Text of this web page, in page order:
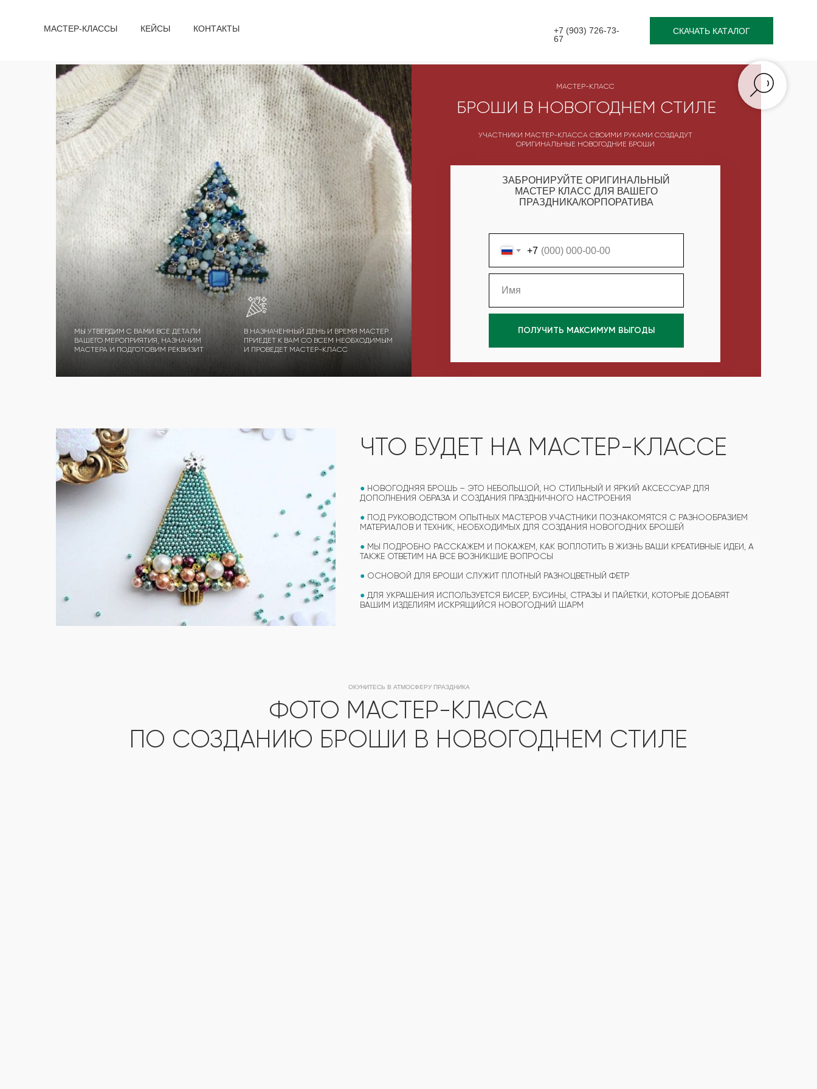
МАСТЕР-КЛАССЫ КЕЙСЫ КОНТАКТЫ
+7 (903) 726-73-
67
СКАЧАТЬ КАТАЛОГ
ЗАБРОНИРУЙТЕ ОРИГИНАЛЬНЫЙ
МАСТЕР КЛАСС ДЛЯ ВАШЕГО
ПРАЗДНИКА/КОРПОРАТИВА
+7
ПОЛУЧИТЬ МАКСИМУМ ВЫГОДЫ
БРОШИ В НОВОГОДНЕМ СТИЛЕ
МАСТЕР-КЛАСС
УЧАСТНИКИ МАСТЕР-КЛАССА СВОИМИ РУКАМИ СОЗДАДУТ
ОРИГИНАЛЬНЫЕ НОВОГОДНИЕ БРОШИ
МЫ УТВЕРДИМ С ВАМИ ВСЕ ДЕТАЛИ
ВАШЕГО МЕРОПРИЯТИЯ, НАЗНАЧИМ
МАСТЕРА И ПОДГОТОВИМ РЕКВИЗИТ
В НАЗНАЧЕННЫЙ ДЕНЬ И ВРЕМЯ МАСТЕР
ПРИЕДЕТ К ВАМ СО ВСЕМ НЕОБХОДИМЫМ
И ПРОВЕДЕТ МАСТЕР-КЛАСС
ЧТО БУДЕТ НА МАСТЕР-КЛАССЕ
● НОВОГОДНЯЯ БРОШЬ – ЭТО НЕБОЛЬШОЙ, НО СТИЛЬНЫЙ И ЯРКИЙ АКСЕССУАР ДЛЯ
ДОПОЛНЕНИЯ ОБРАЗА И СОЗДАНИЯ ПРАЗДНИЧНОГО НАСТРОЕНИЯ
●
ПОД РУКОВОДСТВОМ ОПЫТНЫХ МАСТЕРОВ УЧАСТНИКИ ПОЗНАКОМЯТСЯ С РАЗНООБРАЗИЕМ
МАТЕРИАЛОВ И ТЕХНИК, НЕОБХОДИМЫХ ДЛЯ СОЗДАНИЯ НОВОГОДНИХ БРОШЕЙ
● МЫ ПОДРОБНО РАССКАЖЕМ И ПОКАЖЕМ, КАК ВОПЛОТИТЬ В ЖИЗНЬ ВАШИ КРЕАТИВНЫЕ ИДЕИ, А
ТАКЖЕ ОТВЕТИМ НА ВСЕ ВОЗНИКШИЕ ВОПРОСЫ
● ОСНОВОЙ ДЛЯ БРОШИ СЛУЖИТ ПЛОТНЫЙ РАЗНОЦВЕТНЫЙ ФЕТР
● ДЛЯ УКРАШЕНИЯ ИСПОЛЬЗУЕТСЯ БИСЕР, БУСИНЫ, СТРАЗЫ И ПАЙЕТКИ, КОТОРЫЕ ДОБАВЯТ
ВАШИМ ИЗДЕЛИЯМ ИСКРЯЩИЙСЯ НОВОГОДНИЙ ШАРМ
ФОТО МАСТЕР-КЛАССА
ПО СОЗДАНИЮ БРОШИ В НОВОГОДНЕМ СТИЛЕ
ОКУНИТЕСЬ В АТМОСФЕРУ ПРАЗДНИКА